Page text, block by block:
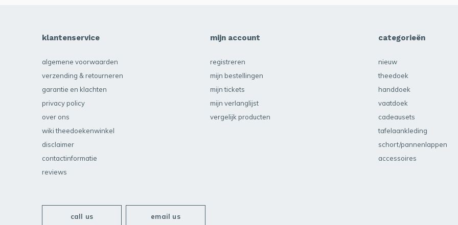
klantenservice
algemene voorwaarden
verzending & retourneren
garantie en klachten
privacy policy
over ons
wiki theedoekenwinkel
disclaimer
contactinformatie
reviews
mijn account
registreren
mijn bestellingen
mijn tickets
mijn verlanglijst
vergelijk producten
categorieën
nieuw
theedoek
handdoek
vaatdoek
cadeausets
tafelaankleding
schort/pannenlappen
accessoires
call us email us